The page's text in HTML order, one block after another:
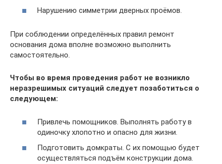
Нарушению симметрии дверных проёмов.
При соблюдении определённых правил ремонт
основания дома вполне возможно выполнить
самостоятельно.
Чтобы во время проведения работ не возникло
неразрешимых ситуаций следует позаботиться о
следующем:
Привлечь помощников. Выполнять работу в
одиночку хлопотно и опасно для жизни.
Подготовить домкраты. С их помощью будет
осуществляться подъём конструкции дома.